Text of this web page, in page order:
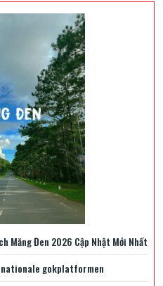
Măng Đen 2026 Cập Nhật Mới Nhất
gokplatformen